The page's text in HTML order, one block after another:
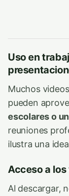
Uso en
Muchos
pueden
escolares o
reuniones
ilustra una
Acceso a
Al descargar,